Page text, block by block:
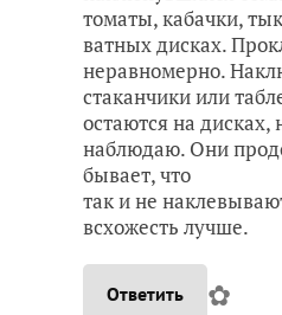
томаты, кабачки,
ватных дисках.
неравномерно.
стаканчики или
остаются на
наблюдаю. Они
бывает, что
так и не
всхожесть лучше.
Ответить ✿